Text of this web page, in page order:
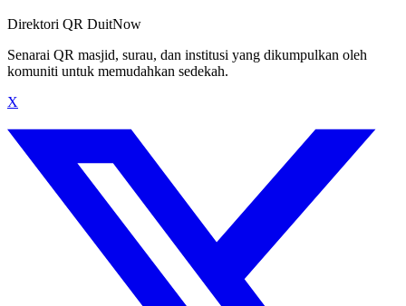
Direktori QR DuitNow
Senarai QR masjid, surau, dan institusi yang dikumpulkan oleh
komuniti untuk memudahkan sedekah.
X